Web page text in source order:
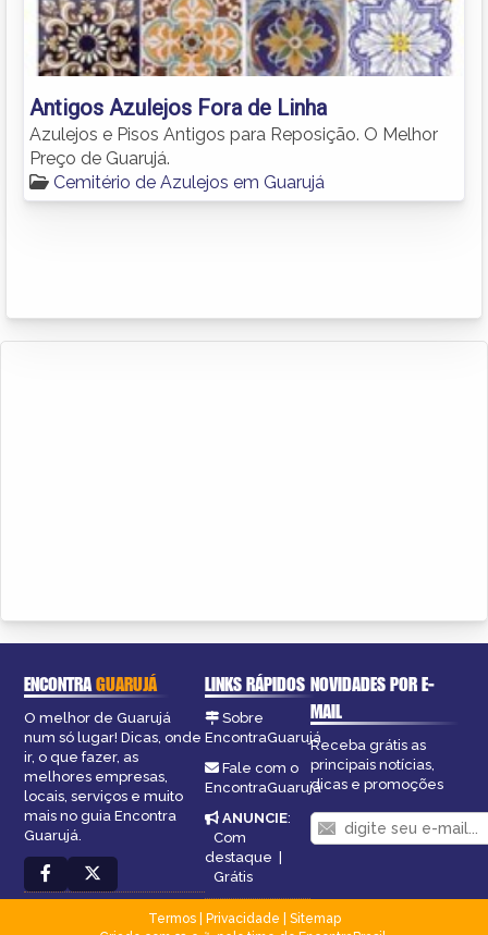
Antigos Azulejos Fora de Linha
Azulejos e Pisos Antigos para Reposição. O Melhor
Preço de Guarujá.
Cemitério de Azulejos em Guarujá
ENCONTRAGUARUJÁ
O melhor de Guarujá
num só lugar! Dicas, onde
ir, o que fazer, as
melhores empresas,
locais, serviços e muito
mais no guia Encontra
Guarujá.
LINKS RÁPIDOS
Sobre
EncontraGuarujá
Fale com o
EncontraGuarujá
ANUNCIE:
Com
destaque |
Grátis
NOVIDADES POR E-
MAIL
Receba grátis as
principais notícias,
dicas e promoções
Termos| Privacidade
Sitemap